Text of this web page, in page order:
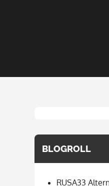
BLOGROLL
RUSA33